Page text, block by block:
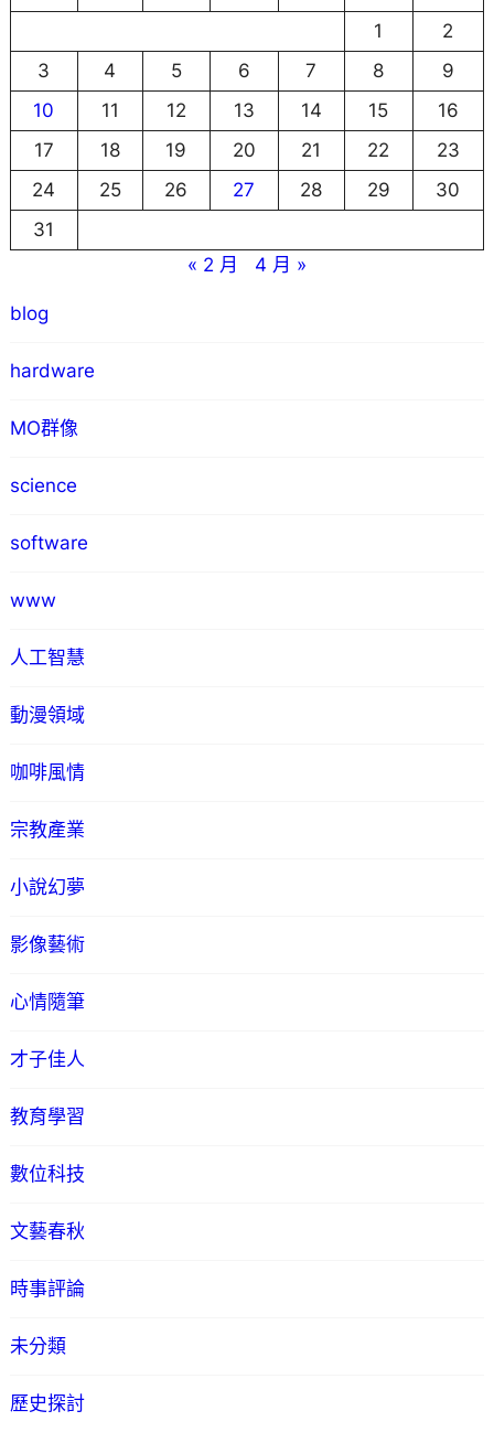
1
2
3
4 5 6 7 8
9
10
11 12 13 14 15
16
17
18 19 20 21 22
23
24
25 26 27 28 29
30
31
« 2 月
4 月 »
blog
hardware
MO群像
science
software
www
人工智慧
動漫領域
咖啡風情
宗教產業
小說幻夢
影像藝術
心情隨筆
才子佳人
教育學習
數位科技
文藝春秋
時事評論
未分類
歷史探討